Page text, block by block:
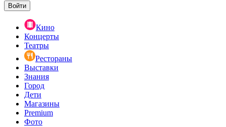
Войти
Кино
Концерты
Театры
Рестораны
Выставки
Знания
Город
Дети
Магазины
Premium
Фото